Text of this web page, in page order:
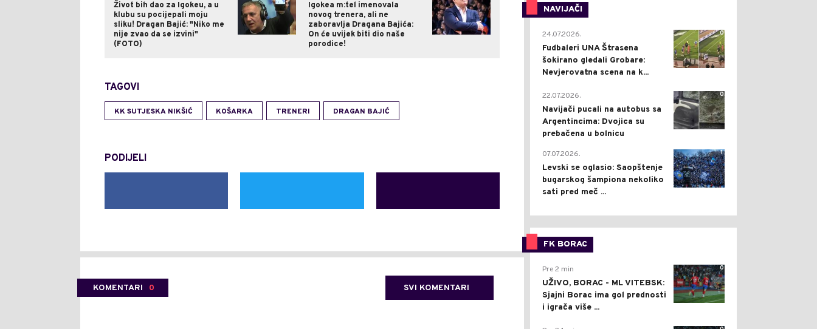
Život bih dao za Igokeu, a u
klubu su pocijepali moju
sliku! Dragan Bajić: "Niko me
nije zvao da se izvini"
(FOTO)
Igokea m:tel imenovala
novog trenera, ali ne
zaboravlja Dragana Bajića:
On će uvijek biti dio naše
porodice!
TAGOVI
KK SUTJESKA NIKŠIĆ KOŠARKA TRENERI DRAGAN BAJIĆ
PODIJELI
KOMENTARI 0 SVI KOMENTARI
NAVIJAČI
0
24.07.2026.
Fudbaleri UNA Štrasena
šokirano gledali Grobare:
Nevjerovatna scena na k...
0
22.07.2026.
Navijači pucali na autobus sa
Argentincima: Dvojica su
prebačena u bolnicu
1
07.07.2026.
Levski se oglasio: Saopštenje
bugarskog šampiona nekoliko
sati pred meč ...
FK BORAC
0
Pre 2 min
UŽIVO, BORAC - ML VITEBSK:
Sjajni Borac ima gol prednosti
i igrača više ...